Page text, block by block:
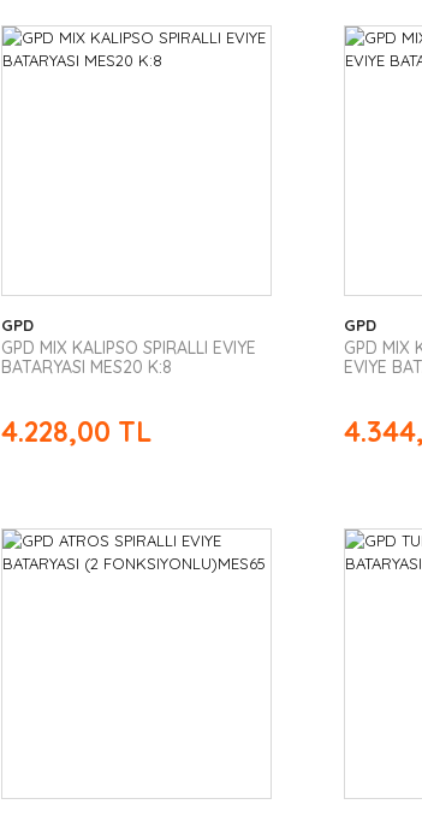
GPD
GPD MIX KALIPSO SPIRALLI EVIYE
BATARYASI MES20 K:8
4.228,00 TL
GPD
GPD MIX
EVIYE